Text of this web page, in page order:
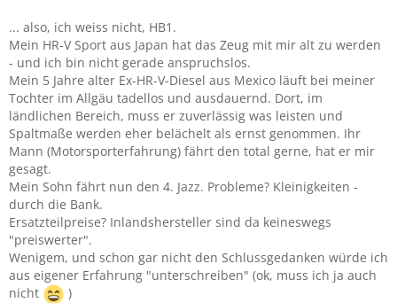
... also, ich weiss nicht, HB1.
Mein HR-V Sport aus Japan hat das Zeug mit mir alt zu werden
- und ich bin nicht gerade anspruchslos.
Mein 5 Jahre alter Ex-HR-V-Diesel aus Mexico läuft bei meiner
Tochter im Allgäu tadellos und ausdauernd. Dort, im
ländlichen Bereich, muss er zuverlässig was leisten und
Spaltmaße werden eher belächelt als ernst genommen. Ihr
Mann (Motorsporterfahrung) fährt den total gerne, hat er mir
gesagt.
Mein Sohn fährt nun den 4. Jazz. Probleme? Kleinigkeiten -
durch die Bank.
Ersatzteilpreise? Inlandshersteller sind da keineswegs
"preiswerter".
Wenigem, und schon gar nicht den Schlussgedanken würde ich
aus eigener Erfahrung "unterschreiben" (ok, muss ich ja auch
nicht
)